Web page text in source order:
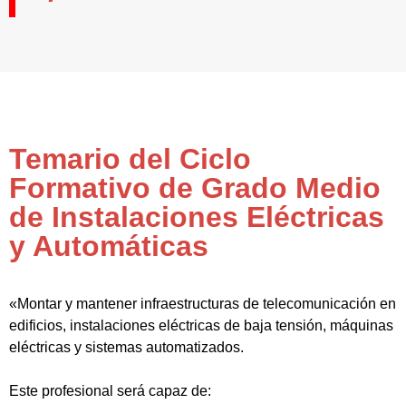
Temario del Ciclo
Formativo de Grado Medio
de Instalaciones Eléctricas
y Automáticas
«Montar y mantener infraestructuras de telecomunicación en
edificios, instalaciones eléctricas de baja tensión, máquinas
eléctricas y sistemas automatizados.
Este profesional será capaz de: